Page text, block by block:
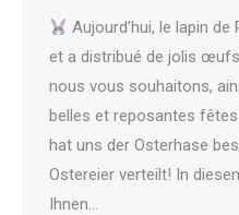
Aujourd’hui, le lapin
et a distribué de jolis
nous vous souhaitons,
belles et reposantes
hat uns der Osterhase
Ostereier verteilt! In
Ihnen…